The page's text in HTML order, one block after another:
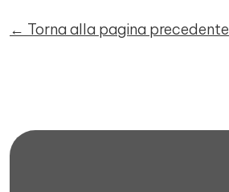
← Torna alla pagina precedente